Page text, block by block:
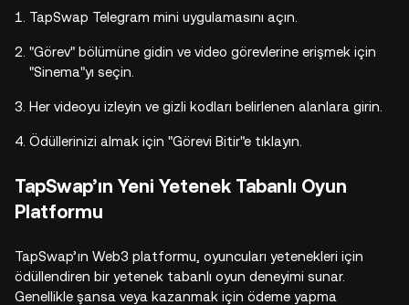
TapSwap Telegram mini uygulamasını açın.
"Görev" bölümüne gidin ve video görevlerine erişmek için
"Sinema"yı seçin.
Her videoyu izleyin ve gizli kodları belirlenen alanlara girin.
Ödüllerinizi almak için "Görevi Bitir"e tıklayın.
TapSwap’ın Yeni Yetenek Tabanlı Oyun
Platformu
TapSwap’ın Web3 platformu, oyuncuları yetenekleri için
ödüllendiren bir yetenek tabanlı oyun deneyimi sunar.
Genellikle şansa veya kazanmak için ödeme yapma